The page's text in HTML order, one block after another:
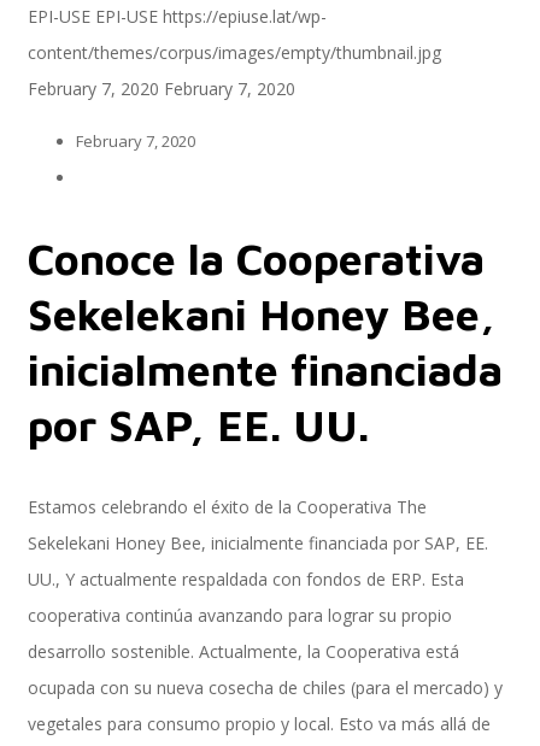
SAP S/4 HANA
Implementación SAP SuccessFactors
Implementación Nómina Cloud Sap
SAP SuccessFactors Employee Central
Implementación Employee Central Payroll
EPI-USE EPI-USE https://epiuse.lat/wp-
content/themes/corpus/images/empty/thumbnail.jpg
February 7, 2020 February 7, 2020
February 7, 2020
Conoce la Cooperativa
Sekelekani Honey Bee,
inicialmente financiada
por SAP, EE. UU.
Estamos celebrando el éxito de la Cooperativa The
Sekelekani Honey Bee, inicialmente financiada por SAP, EE.
UU., Y actualmente respaldada con fondos de ERP. Esta
cooperativa continúa avanzando para lograr su propio
desarrollo sostenible. Actualmente, la Cooperativa está
ocupada con su nueva cosecha de chiles (para el mercado) y
vegetales para consumo propio y local. Esto va más allá de